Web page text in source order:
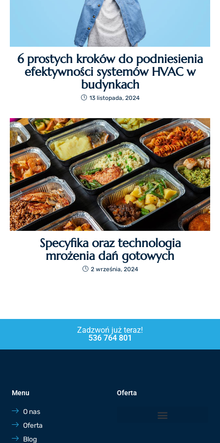
6 prostych kroków do podniesienia
efektywności systemów HVAC w
budynkach
13 listopada, 2024
Specyfika oraz technologia
mrożenia dań gotowych
2 września, 2024
Zadzwoń już teraz!
536 764 801
Menu
O nas
Oferta
Blog
Oferta